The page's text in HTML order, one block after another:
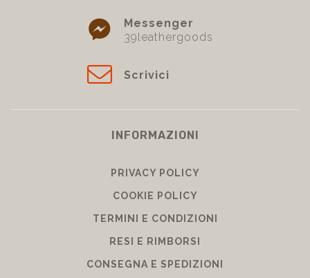
Messenger
39leathergoods
Scrivici
INFORMAZIONI
PRIVACY POLICY
COOKIE POLICY
TERMINI E CONDIZIONI
RESI E RIMBORSI
CONSEGNA E SPEDIZIONI